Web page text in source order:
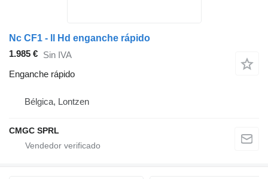
Nc CF1 - ll Hd enganche rápido
1.985 € Sin IVA
Enganche rápido
Bélgica, Lontzen
CMGC SPRL